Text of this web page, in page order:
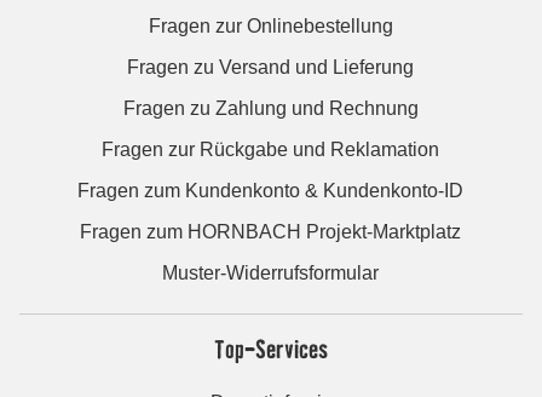
Fragen zur Onlinebestellung
Fragen zu Versand und Lieferung
Fragen zu Zahlung und Rechnung
Fragen zur Rückgabe und Reklamation
Fragen zum Kundenkonto & Kundenkonto-ID
Fragen zum HORNBACH Projekt-Marktplatz
Muster-Widerrufsformular
Top-Services